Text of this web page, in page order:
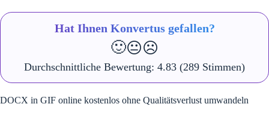
Hat Ihnen Konvertus gefallen?
🙂😐☹️
Durchschnittliche Bewertung: 4.83 (289 Stimmen)
DOCX in GIF online kostenlos ohne Qualitätsverlust umwandeln